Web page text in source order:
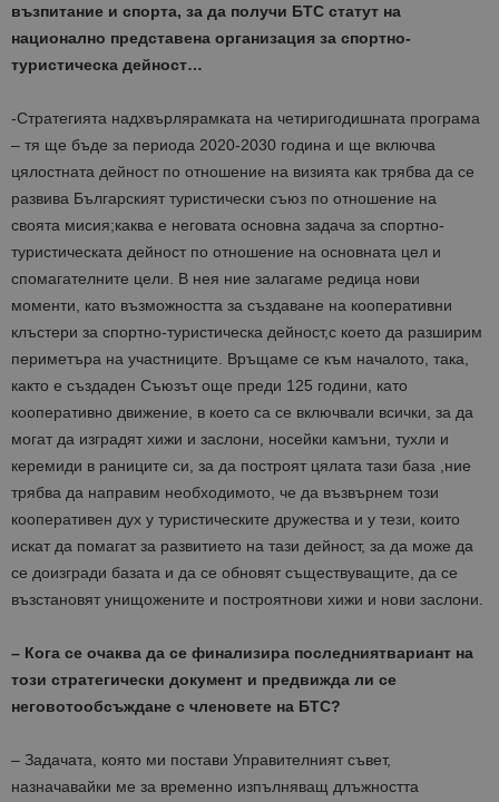
възпитание и спорта, за да получи БТС статут на
национално представена организация за спортно-
туристическа дейност…
-Стратегията надхвърлярамката на четиригодишната програма
– тя ще бъде за периода 2020-2030 година и ще включва
цялостната дейност по отношение на визията как трябва да се
развива Българският туристически съюз по отношение на
своята мисия;каква е неговата основна задача за спортно-
туристическата дейност по отношение на основната цел и
спомагателните цели. В нея ние залагаме редица нови
моменти, като възможността за създаване на кооперативни
клъстери за спортно-туристическа дейност,с което да разширим
периметъра на участниците. Връщаме се към началото, така,
както е създаден Съюзът още преди 125 години, като
кооперативно движение, в което са се включвали всички, за да
могат да изградят хижи и заслони, носейки камъни, тухли и
керемиди в раниците си, за да построят цялата тази база ,ние
трябва да направим необходимото, че да възвърнем този
кооперативен дух у туристическите дружества и у тези, които
искат да помагат за развитието на тази дейност, за да може да
се доизгради базата и да се обновят съществуващите, да се
възстановят унищожените и построятнови хижи и нови заслони.
– Кога се очаква да се финализира последниятвариант на
този стратегически документ и предвижда ли се
неговотообсъждане с членовете на БТС?
– Задачата, която ми постави Управителният съвет,
назначавайки ме за временно изпълняващ длъжността